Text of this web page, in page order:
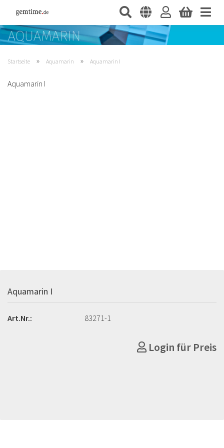
Startseite » Aquamarin » Aquamarin I
Aquamarin I
Aquamarin I
Art.Nr.: 83271-1
Login für Preis